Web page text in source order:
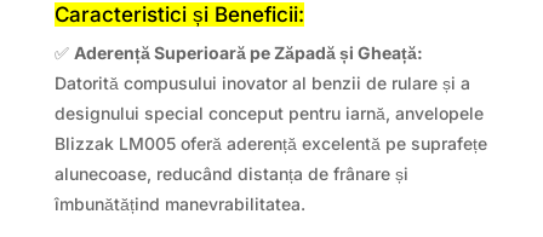
Caracteristici și Beneficii:
✅ Aderență Superioară pe Zăpadă și Gheață:
Datorită compusului inovator al benzii de rulare și a
designului special conceput pentru iarnă, anvelopele
Blizzak LM005 oferă aderență excelentă pe suprafețe
alunecoase, reducând distanța de frânare și
îmbunătățind manevrabilitatea.